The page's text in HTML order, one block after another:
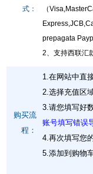
式：
（
prepagata
2、支持西联汇
购买流
程：
1.在网站中直
2.选择充值区
3.请您填写好
账号填写错误
4.再次填写您
5.添加到购物